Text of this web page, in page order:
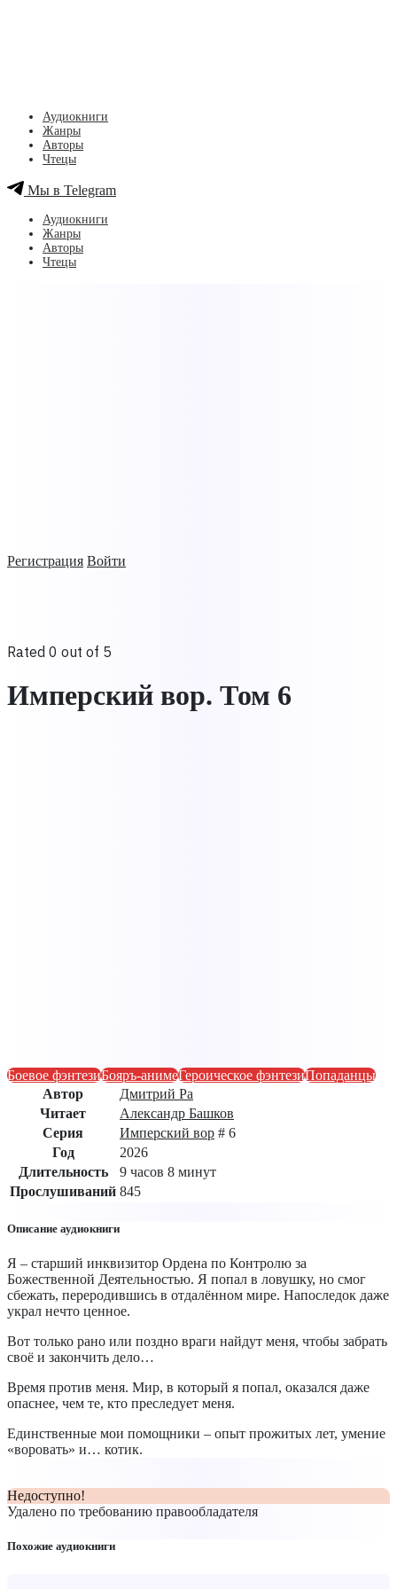
Регистрация Войти
Аудиокниги
Жанры
Авторы
Чтецы
Мы в Telegram
Аудиокниги
Жанры
Авторы
Чтецы
Rated 0 out of 5
Имперский вор. Том 6
Боевое фэнтезиБояръ-анимеГероическое фэнтезиПопаданцы
Автор
Дмитрий Ра
Читает
Александр Башков
Серия
Имперский вор # 6
Год
2026
Длительность
9 часов 8 минут
Прослушиваний 845
Описание аудиокниги
Я – старший инквизитор Ордена по Контролю за
Божественной Деятельностью. Я попал в ловушку, но смог
сбежать, переродившись в отдалённом мире. Напоследок даже
украл нечто ценное.
Вот только рано или поздно враги найдут меня, чтобы забрать
своё и закончить дело…
Время против меня. Мир, в который я попал, оказался даже
опаснее, чем те, кто преследует меня.
Единственные мои помощники – опыт прожитых лет, умение
«‎воровать» и… котик.
Недоступно!
Удалено по требованию правообладателя
Похожие аудиокниги